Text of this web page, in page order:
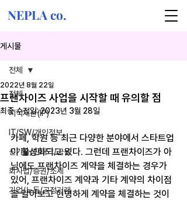
NEPLA co.
게시물
전체
지식재산(IP)
IT/SW/개인정보
신기술/핀테크/금융
회사법/증권/조세
기업/노동/공정거래
전체
프랜차이즈 사업을 시작할 때 유의할 점
2022년 8월 22일
최종 수정일:2023년 3월 28일
카페, 학원 등 최근 다양한 분야에서 스타트업
이 활성화되고 있다. 그런데 프랜차이즈가 아
님에도 프랜차이즈 계약을 체결하는 경우가
있어, 프랜차이즈 계약과 기타 계약의 차이점
을 알아보고 현명하게 계약을 체결하는 것이